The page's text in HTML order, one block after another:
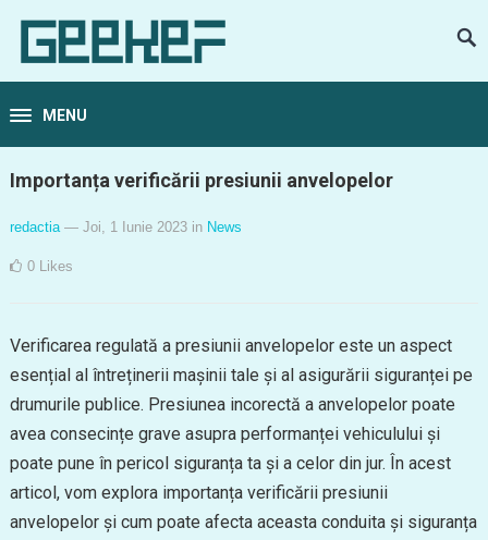
MENU
Importanța verificării presiunii anvelopelor
redactia — Joi, 1 Iunie 2023 in News
0 Likes
Verificarea regulată a presiunii anvelopelor este un aspect
esențial al întreținerii mașinii tale și al asigurării siguranței pe
drumurile publice. Presiunea incorectă a anvelopelor poate
avea consecințe grave asupra performanței vehiculului și
poate pune în pericol siguranța ta și a celor din jur. În acest
articol, vom explora importanța verificării presiunii
anvelopelor și cum poate afecta aceasta conduita și siguranța